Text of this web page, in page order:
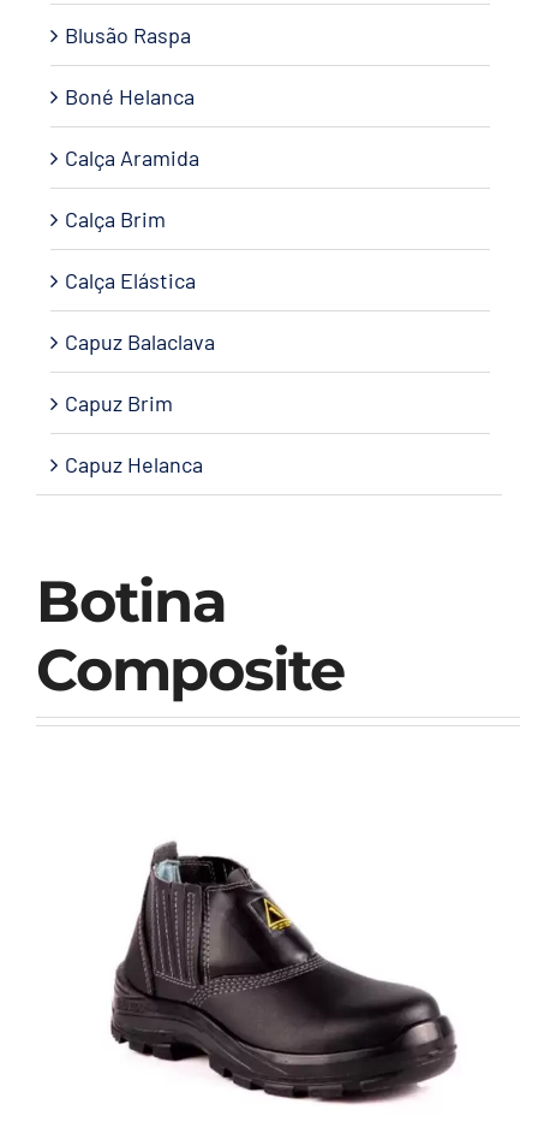
Botina
Composite
Blusão Raspa
Boné Helanca
Calça Aramida
Calça Brim
Calça Elástica
Capuz Balaclava
Capuz Brim
Capuz Helanca